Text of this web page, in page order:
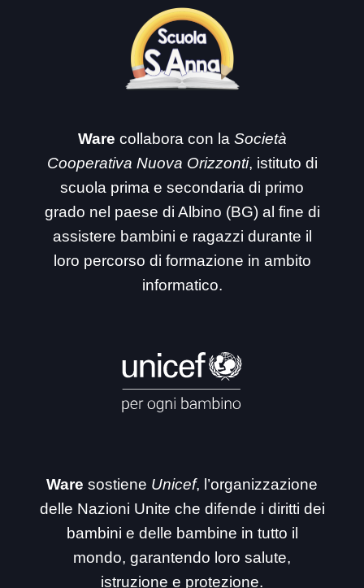
Ware collabora con la Società
Cooperativa Nuova Orizzonti, istituto di
scuola prima e secondaria di primo
grado nel paese di Albino (BG) al fine di
assistere bambini e ragazzi durante il
loro percorso di formazione in ambito
informatico.
Ware sostiene Unicef, l’organizzazione
delle Nazioni Unite che difende i diritti dei
bambini e delle bambine in tutto il
mondo, garantendo loro salute,
istruzione e protezione.